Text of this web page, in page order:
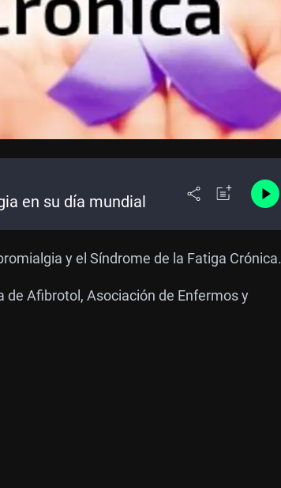
en su día mundial
y el Síndrome de la Fatiga Crónica.
de Afibrotol, Asociación de Enfermos y